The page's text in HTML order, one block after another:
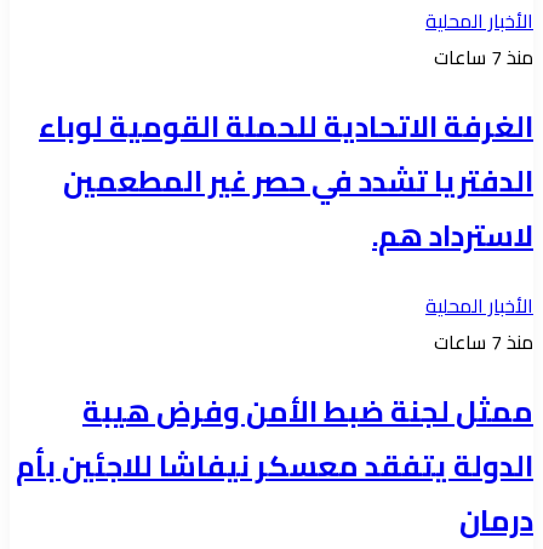
الأخبار المحلية
منذ 7 ساعات
الغرفة الاتحادية للحملة القومية لوباء
الدفتريا تشدد في حصر غير المطعمين
لاسترداد هم.
الأخبار المحلية
منذ 7 ساعات
ممثل لجنة ضبط الأمن وفرض هيبة
الدولة يتفقد معسكر نيفاشا للاجئين بأم
درمان